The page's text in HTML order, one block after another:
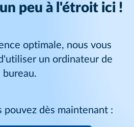
peu à l'étroit ici !
optimale, nous vous
un ordinateur de
bureau.
pouvez dès maintenant :